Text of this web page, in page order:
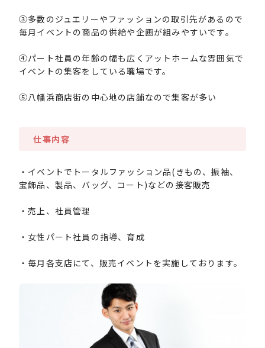
③多数のジュエリーやファッションの取引先があるので
毎月イベントの商品の供給や企画が組みやすいです。
④パート社員の年齢の幅も広くアットホームな雰囲気で
イベントの集客をしている職場です。
⑤八幡浜商店街の中心地の店舗なので集客が多い
仕事内容
・イベントでトータルファッション品(きもの、振袖、
宝飾品、製品、バッグ、コート)などの接客販売
・売上、社員管理
・女性パート社員の指導、育成
・毎月各支店にて、販売イベントを実施しております。